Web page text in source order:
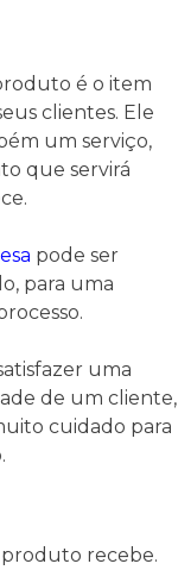
é o item
clientes. Ele
um serviço,
que servirá
pode ser
para uma
uma
de um cliente,
cuidado para
recebe.